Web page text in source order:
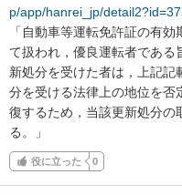
p/app/hanrei_jp/
「自動車等運転免許証の有
て扱われ，優良運転者である
新処分を受けた者は，上記
分を受ける法律上の地位を否
復するため，当該更新処分の
る。」
役に立った 0